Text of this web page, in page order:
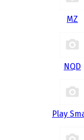
MZ
NQD
Play